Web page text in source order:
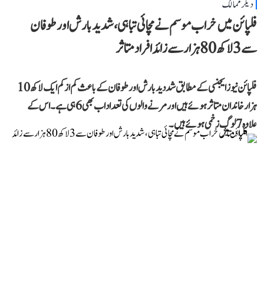
دیگر ممالک
فلپائن میں خراب موسم نے مچائی تباہی، شدید بارش اور طوفان
سے 3 لاکھ 80 ہزار سے زائد افراد متاثر
فلپائن نیوز ایجنسی کے مطابق شددید بارش اور طوفان کے باعث کم از کم ایک لاکھ 10
ہزار خاندان متاثر ہوئے ہیں اور مرنے والوں کی تعداد اب بھی 6 ہی ہے۔ اس کے
علاوہ 7 لوگ زخمی ہوئے ہیں۔